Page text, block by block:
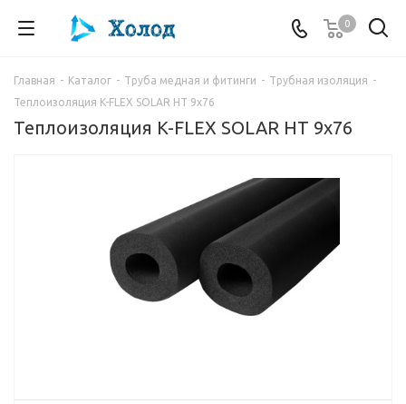
0
Главная - Каталог - Труба медная и фитинги - Трубная изоляция -
Теплоизоляция K-FLEX SOLAR HT 9x76
Теплоизоляция K-FLEX SOLAR HT 9x76